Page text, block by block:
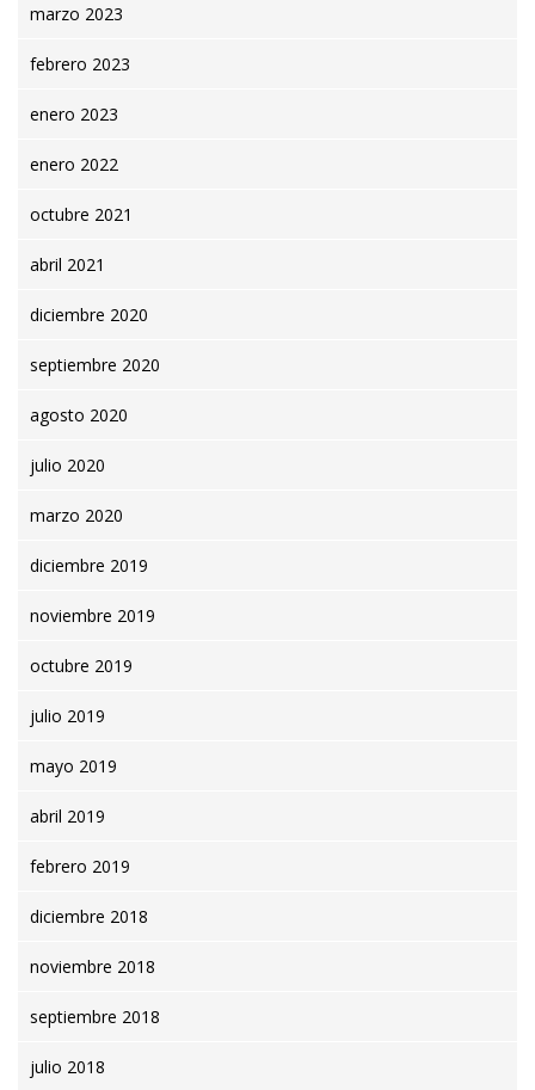
marzo 2023
febrero 2023
enero 2023
enero 2022
octubre 2021
abril 2021
diciembre 2020
septiembre 2020
agosto 2020
julio 2020
marzo 2020
diciembre 2019
noviembre 2019
octubre 2019
julio 2019
mayo 2019
abril 2019
febrero 2019
diciembre 2018
noviembre 2018
septiembre 2018
julio 2018